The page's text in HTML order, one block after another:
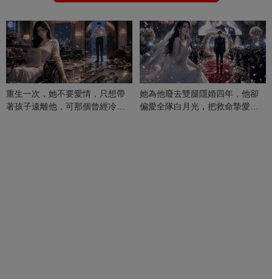
重生一次，她不要愛情，只想帶
著孩子遠離他，可那個曾經冷漠
她為他廢去雙腿隱婚四年，他卻
偏愛全隊白月光，把救命摯愛當